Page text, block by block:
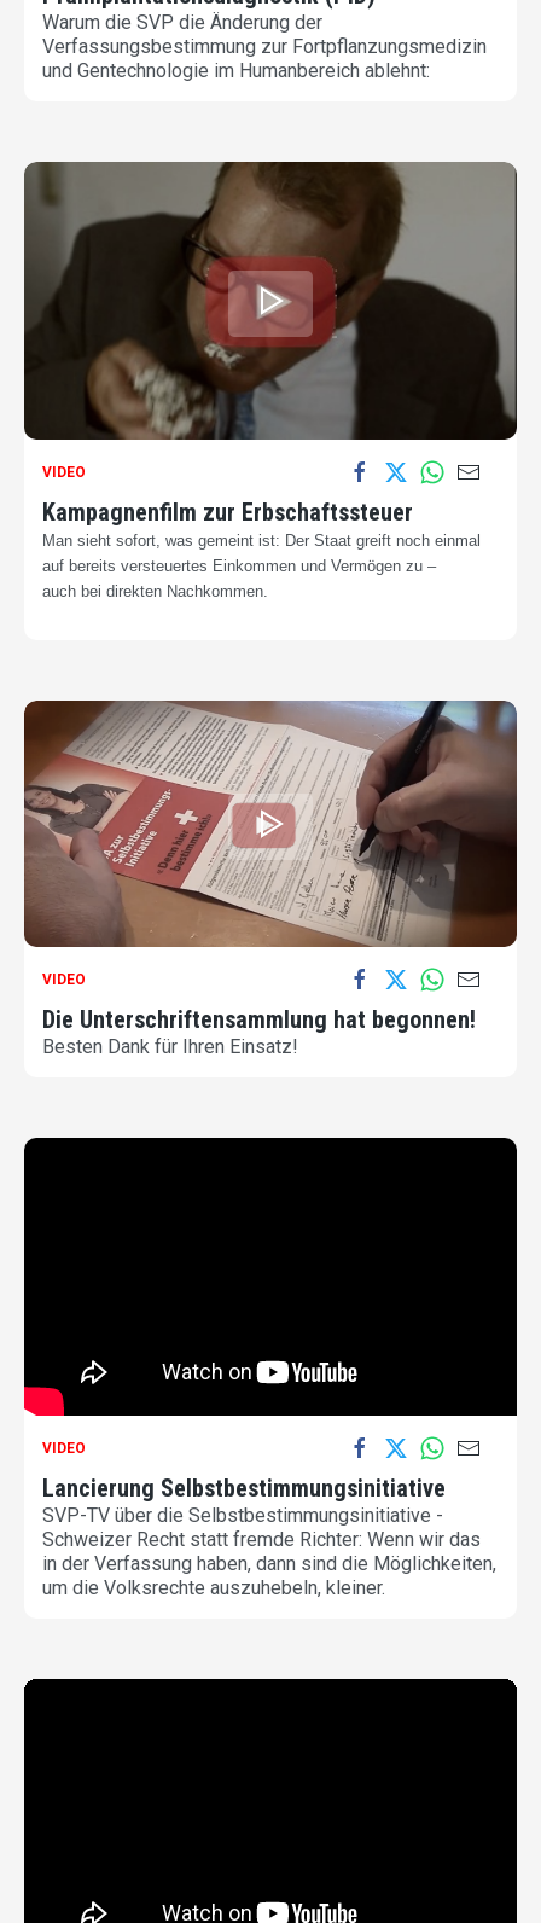
Warum die SVP die Änderung der
Verfassungsbestimmung zur Fortpflanzungsmedizin
und Gentechnologie im Humanbereich ablehnt:
VIDEO
Kampagnenfilm zur Erbschaftssteuer
Man sieht sofort, was gemeint ist: Der Staat greift noch einmal
auf bereits versteuertes Einkommen und Vermögen zu –
auch bei direkten Nachkommen.
VIDEO
Die Unterschriftensammlung hat begonnen!
Besten Dank für Ihren Einsatz!
VIDEO
Lancierung Selbstbestimmungsinitiative
SVP-TV über die Selbstbestimmungsinitiative -
Schweizer Recht statt fremde Richter: Wenn wir das
in der Verfassung haben, dann sind die Möglichkeiten,
um die Volksrechte auszuhebeln, kleiner.